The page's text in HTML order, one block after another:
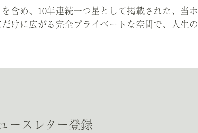
を含め、10年連続一つ星として掲載された、当
けに広がる完全プライベートな空間で、人生
ースレター登録